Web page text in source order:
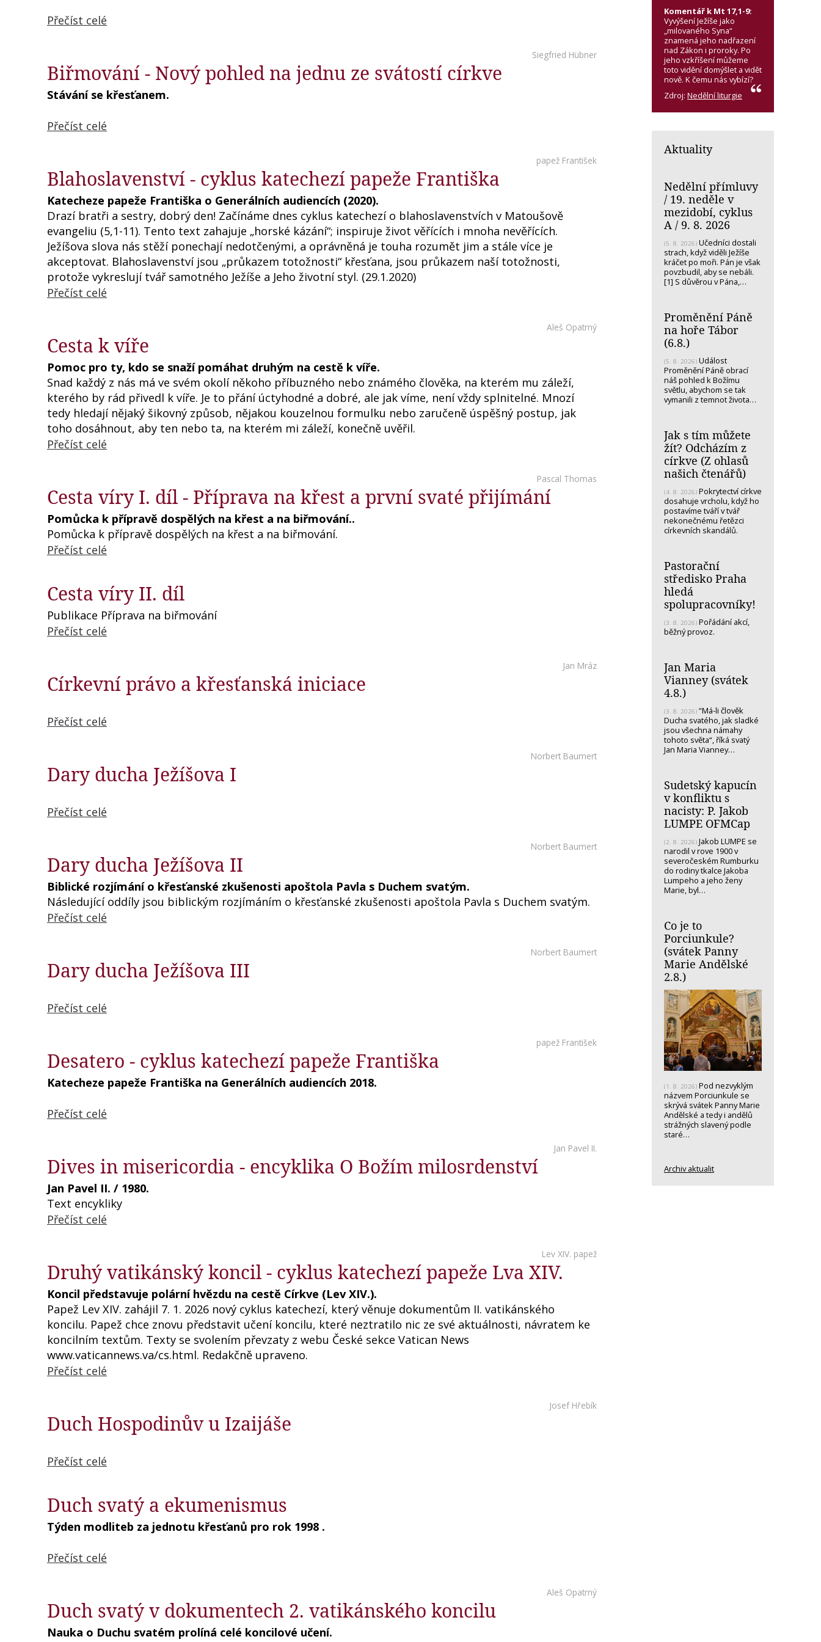
Přečíst celé
Siegfried Hübner
Biřmování - Nový pohled na jednu ze svátostí církve
Stávání se křesťanem.
Přečíst celé
papež František
Blahoslavenství - cyklus katechezí papeže Františka
Katecheze papeže Františka o Generálních audiencích (2020).
Drazí bratři a sestry, dobrý den! Začínáme dnes cyklus katechezí o blahoslavenstvích v Matoušově
evangeliu (5,1-11). Tento text zahajuje „horské kázání“; inspiruje život věřících i mnoha nevěřících.
Ježíšova slova nás stěží ponechají nedotčenými, a oprávněná je touha rozumět jim a stále více je
akceptovat. Blahoslavenství jsou „průkazem totožnosti“ křesťana, jsou průkazem naší totožnosti,
protože vykreslují tvář samotného Ježíše a Jeho životní styl. (29.1.2020)
Přečíst celé
Aleš Opatrný
Cesta k víře
Pomoc pro ty, kdo se snaží pomáhat druhým na cestě k víře.
Snad každý z nás má ve svém okolí někoho příbuzného nebo známého člověka, na kterém mu záleží,
kterého by rád přivedl k víře. Je to přání úctyhodné a dobré, ale jak víme, není vždy splnitelné. Mnozí
tedy hledají nějaký šikovný způsob, nějakou kouzelnou formulku nebo zaručeně úspěšný postup, jak
toho dosáhnout, aby ten nebo ta, na kterém mi záleží, konečně uvěřil.
Přečíst celé
Pascal Thomas
Cesta víry I. díl - Příprava na křest a první svaté přijímání
Pomůcka k přípravě dospělých na křest a na biřmování..
Pomůcka k přípravě dospělých na křest a na biřmování.
Přečíst celé
Cesta víry II. díl
Publikace Příprava na biřmování
Přečíst celé
Jan Mráz
Církevní právo a křesťanská iniciace
Přečíst celé
Norbert Baumert
Dary ducha Ježíšova I
Přečíst celé
Norbert Baumert
Dary ducha Ježíšova II
Biblické rozjímání o křesťanské zkušenosti apoštola Pavla s Duchem svatým.
Následující oddíly jsou biblickým rozjímáním o křesťanské zkušenosti apoštola Pavla s Duchem svatým.
Přečíst celé
Norbert Baumert
Dary ducha Ježíšova III
Přečíst celé
papež František
Desatero - cyklus katechezí papeže Františka
Katecheze papeže Františka na Generálních audiencích 2018.
Přečíst celé
Jan Pavel II.
Dives in misericordia - encyklika O Božím milosrdenství
Jan Pavel II. / 1980.
Text encykliky
Přečíst celé
Lev XIV. papež
Druhý vatikánský koncil - cyklus katechezí papeže Lva XIV.
Koncil představuje polární hvězdu na cestě Církve (Lev XIV.).
Papež Lev XIV. zahájil 7. 1. 2026 nový cyklus katechezí, který věnuje dokumentům II. vatikánského
koncilu. Papež chce znovu představit učení koncilu, které neztratilo nic ze své aktuálnosti, návratem ke
koncilním textům. Texty se svolením převzaty z webu České sekce Vatican News
www.vaticannews.va/cs.html. Redakčně upraveno.
Přečíst celé
Josef Hřebík
Duch Hospodinův u Izaijáše
Přečíst celé
Duch svatý a ekumenismus
Týden modliteb za jednotu křesťanů pro rok 1998 .
Přečíst celé
Aleš Opatrný
Duch svatý v dokumentech 2. vatikánského koncilu
Nauka o Duchu svatém prolíná celé koncilové učení.
Komentář k Mt 17,1-9:
Vyvýšení Ježíše jako
„milovaného Syna“
znamená jeho nadřazení
nad Zákon i proroky. Po
jeho vzkříšení můžeme
toto vidění domýšlet a vidět
nově. K čemu nás vybízí?
Zdroj: Nedělní liturgie
Aktuality
Nedělní přímluvy
/ 19. neděle v
mezidobí, cyklus
A / 9. 8. 2026
(5. 8. 2026) Učedníci dostali
strach, když viděli Ježíše
kráčet po moři. Pán je však
povzbudil, aby se nebáli.
[1] S důvěrou v Pána,…
Proměnění Páně
na hoře Tábor
(6.8.)
(5. 8. 2026) Událost
Proměnění Páně obrací
náš pohled k Božímu
světlu, abychom se tak
vymanili z temnot života…
Jak s tím můžete
žít? Odcházím z
církve (Z ohlasů
našich čtenářů)
(4. 8. 2026) Pokrytectví církve
dosahuje vrcholu, když ho
postavíme tváří v tvář
nekonečnému řetězci
církevních skandálů.
Pastorační
středisko Praha
hledá
spolupracovníky!
(3. 8. 2026) Pořádání akcí,
běžný provoz.
Jan Maria
Vianney (svátek
4.8.)
(3. 8. 2026) “Má-li člověk
Ducha svatého, jak sladké
jsou všechna námahy
tohoto světa“, říká svatý
Jan Maria Vianney…
Sudetský kapucín
v konfliktu s
nacisty: P. Jakob
LUMPE OFMCap
(2. 8. 2026) Jakob LUMPE se
narodil v rove 1900 v
severočeském Rumburku
do rodiny tkalce Jakoba
Lumpeho a jeho ženy
Marie, byl…
Co je to
Porciunkule?
(svátek Panny
Marie Andělské
2.8.)
(1. 8. 2026) Pod nezvyklým
názvem Porciunkule se
skrývá svátek Panny Marie
Andělské a tedy i andělů
strážných slavený podle
staré…
Archiv aktualit